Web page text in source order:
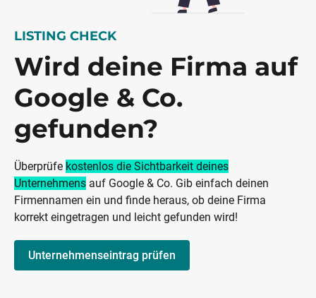
LISTING CHECK
Wird deine Firma auf
Google & Co.
gefunden?
Überprüfe kostenlos die Sichtbarkeit deines
Unternehmens auf Google & Co. Gib einfach deinen
Firmennamen ein und finde heraus, ob deine Firma
korrekt eingetragen und leicht gefunden wird!
Unternehmenseintrag prüfen